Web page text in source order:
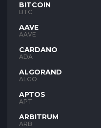
BITCOIN
BTC
AAVE
AAVE
CARDANO
ADA
ALGORAND
ALGO
APTOS
APT
ARBITRUM
ARB